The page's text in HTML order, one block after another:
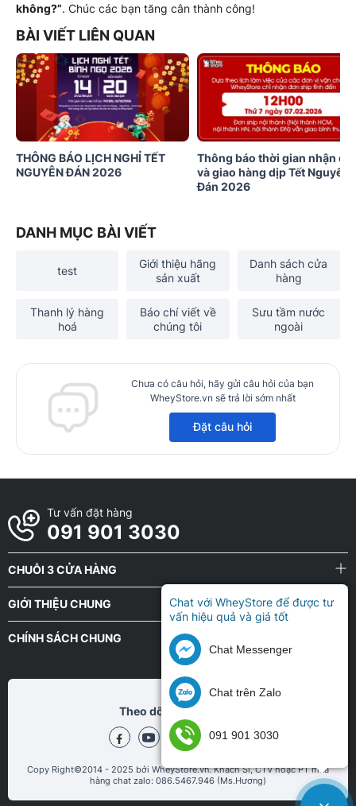
không?”. Chúc các bạn tăng cân thành công!
BÀI VIẾT LIÊN QUAN
THÔNG BÁO LỊCH NGHỈ TẾT
NGUYÊN ĐÁN 2026
Thông báo thời gian nhận
và giao hàng dịp Tết Nguyên
Đán 2026
DANH MỤC BÀI VIẾT
test
Giới thiệu hãng
sản xuất
Danh sách cửa
hàng
Thanh lý hàng
hoá
Báo chí viết về
chúng tôi
Sưu tầm nước
ngoài
Chưa có câu hỏi, hãy gửi câu hỏi của bạn
WheyStore.vn sẽ trả lời sớm nhất
Đặt câu hỏi
Tư vấn đặt hàng
091 901 3030
CHUỖI 3 CỬA HÀNG
GIỚI THIỆU CHUNG
CHÍNH SÁCH CHUNG
Theo dõi chũng tôi tại
Copy Right©2014 - 2025 bởi WheyStore.vn. Khách Sỉ, CTV hoặc PT mua
hàng chat zalo: 086.5467.946 (Ms.Hương)
Chat với WheyStore để được tư
vấn hiệu quả và giá tốt
Chat Messenger
Chat trên Zalo
091 901 3030